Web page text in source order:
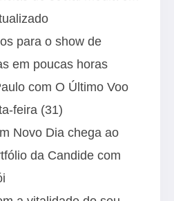
para o show de
em poucas horas
com O Último Voo
feira (31)
Novo Dia chega ao
da Candide com